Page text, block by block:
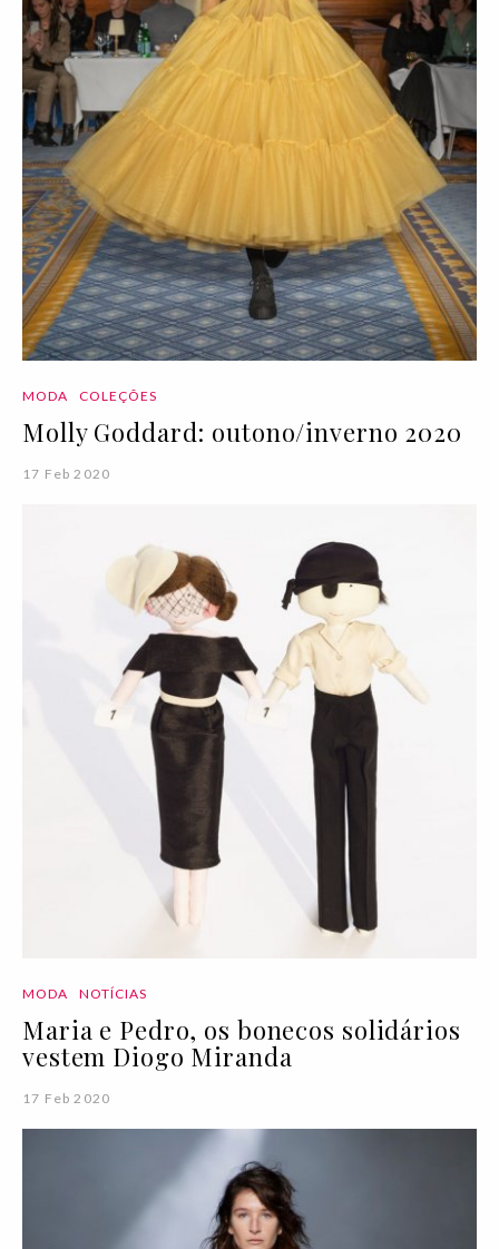
MODA COLEÇÕES
Molly Goddard: outono/inverno 2020
17 Feb 2020
MODA NOTÍCIAS
Maria e Pedro, os bonecos solidários
vestem Diogo Miranda
17 Feb 2020